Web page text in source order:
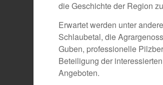
die Geschichte der Region
Erwartet werden unter
Schlaubetal, die
Guben, professionelle
Beteiligung der
Angeboten.